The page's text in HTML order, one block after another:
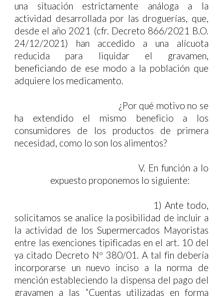
una situación estrictamente análoga a la
actividad desarrollada por las droguerías, que,
desde el año 2021 (cfr. Decreto 866/2021 B.O.
24/12/2021) han accedido a una alícuota
reducida para liquidar el gravamen,
beneficiando de ese modo a la población que
adquiere los medicamento.
¿Por qué motivo no se
ha extendido el mismo beneficio a los
consumidores de los productos de primera
necesidad, como lo son los alimentos?
V. En función a lo
expuesto proponemos lo siguiente:
1) Ante todo,
solicitamos se analice la posibilidad de incluir a
la actividad de los Supermercados Mayoristas
entre las exenciones tipificadas en el art. 10 del
ya citado Decreto Nº 380/01. A tal fin debería
incorporarse un nuevo inciso a la norma de
mención estableciendo la dispensa del pago del
gravamen a
las “Cuentas utilizadas en forma